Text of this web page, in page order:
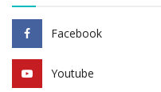
Facebook
Youtube